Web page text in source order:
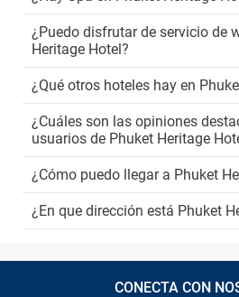
¿Puedo disfrutar de servicio de
Heritage Hotel?
¿Qué otros hoteles hay en
¿Cuáles son las opiniones
usuarios de Phuket Heritage
¿Cómo puedo llegar a Phuket
¿En que dirección está Phuket
CONECTA CON